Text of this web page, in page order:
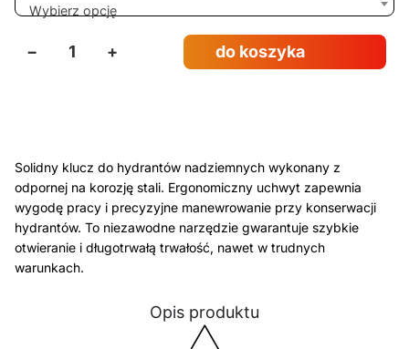
Solidny klucz do hydrantów nadziemnych wykonany z
odpornej na korozję stali. Ergonomiczny uchwyt zapewnia
wygodę pracy i precyzyjne manewrowanie przy konserwacji
hydrantów. To niezawodne narzędzie gwarantuje szybkie
otwieranie i długotrwałą trwałość, nawet w trudnych
warunkach.
Opis produktu
Wybierz opcję
− + do koszyka